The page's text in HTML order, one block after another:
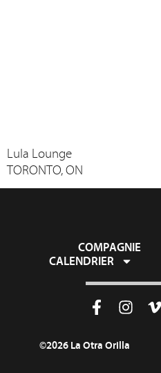
Lula Lounge
TORONTO, ON
COMPAGNIE
CALENDRIER
©2026 La Otra Orilla